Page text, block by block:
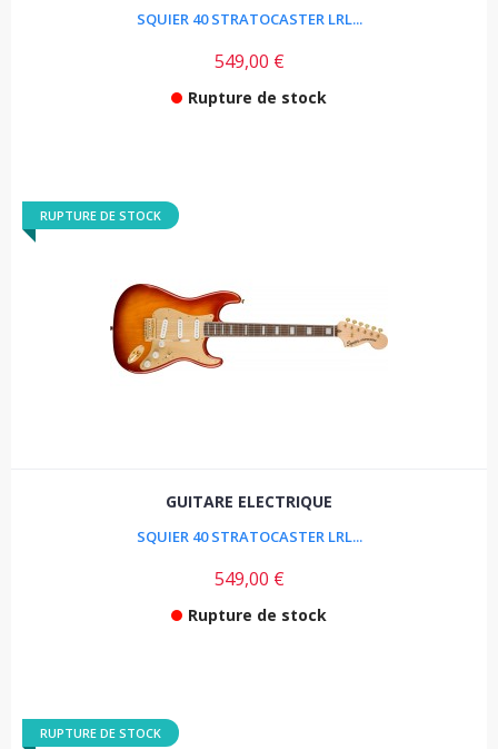
SQUIER 40 STRATOCASTER LRL...
549,00 €
Rupture de stock
RUPTURE DE STOCK
GUITARE ELECTRIQUE
SQUIER 40 STRATOCASTER LRL...
549,00 €
Rupture de stock
RUPTURE DE STOCK